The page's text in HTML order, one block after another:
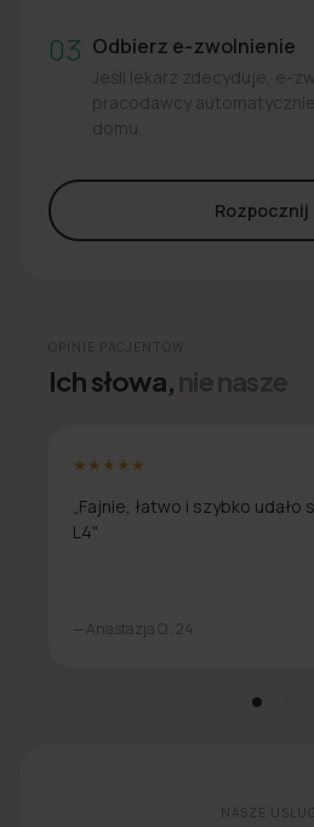
03 Odbierz e-zwolnienie
Jeśli lekarz zdecyduje, e-
pracodawcy
domu.
Rozpocznij
OPINIE PACJENTÓW
Ich słowa,nie nasze
★★★★★
„Fajnie, łatwo i szybko udało
L4"
— Anastazja O., 24
NASZE